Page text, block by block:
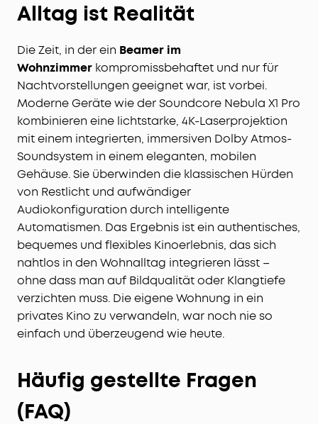
Alltag ist Realität
Die Zeit, in der ein Beamer im
Wohnzimmer kompromissbehaftet und nur für
Nachtvorstellungen geeignet war, ist vorbei.
Moderne Geräte wie der Soundcore Nebula X1 Pro
kombinieren eine lichtstarke, 4K-Laserprojektion
mit einem integrierten, immersiven Dolby Atmos-
Soundsystem in einem eleganten, mobilen
Gehäuse. Sie überwinden die klassischen Hürden
von Restlicht und aufwändiger
Audiokonfiguration durch intelligente
Automatismen. Das Ergebnis ist ein authentisches,
bequemes und flexibles Kinoerlebnis, das sich
nahtlos in den Wohnalltag integrieren lässt –
ohne dass man auf Bildqualität oder Klangtiefe
verzichten muss. Die eigene Wohnung in ein
privates Kino zu verwandeln, war noch nie so
einfach und überzeugend wie heute.
Häufig gestellte Fragen
(FAQ)